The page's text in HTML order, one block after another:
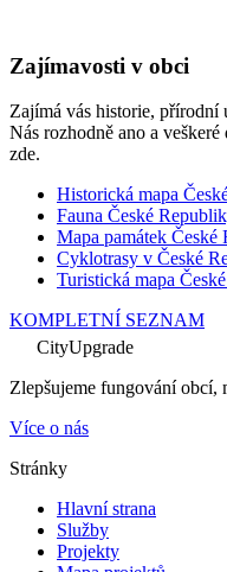
Zajímavosti v obci
Zajímá vás historie, přírodní
Nás rozhodně ano a
zde.
Historická mapa
Fauna České
Mapa památek České
Cyklotrasy v České
Turistická mapa
KOMPLETNÍ SEZNAM
CityUpgrade
Zlepšujeme fungování obcí,
Více o nás
Stránky
Hlavní strana
Služby
Projekty